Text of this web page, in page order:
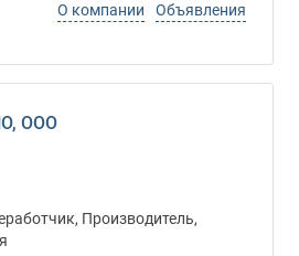
О компании
Объявления
ООО
Производитель,